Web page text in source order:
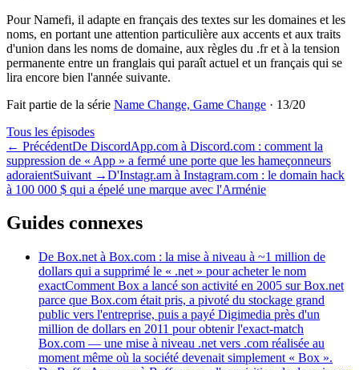
Pour Namefi, il adapte en français des textes sur les domaines et les
noms, en portant une attention particulière aux accents et aux traits
d'union dans les noms de domaine, aux règles du .fr et à la tension
permanente entre un franglais qui paraît actuel et un français qui se
lira encore bien l'année suivante.
Fait partie de la série Name Change, Game Change · 13/20
Tous les épisodes
← PrécédentDe DiscordApp.com à Discord.com : comment la
suppression de « App » a fermé une porte que les hameçonneurs
adoraientSuivant →D'Instagr.am à Instagram.com : le domain hack
à 100 000 $ qui a épelé une marque avec l'Arménie
Guides connexes
De Box.net à Box.com : la mise à niveau à ~1 million de
dollars qui a supprimé le « .net » pour acheter le nom
exactComment Box a lancé son activité en 2005 sur Box.net
parce que Box.com était pris, a pivoté du stockage grand
public vers l'entreprise, puis a payé Digimedia près d'un
million de dollars en 2011 pour obtenir l'exact-match
Box.com — une mise à niveau .net vers .com réalisée au
moment même où la société devenait simplement « Box ».